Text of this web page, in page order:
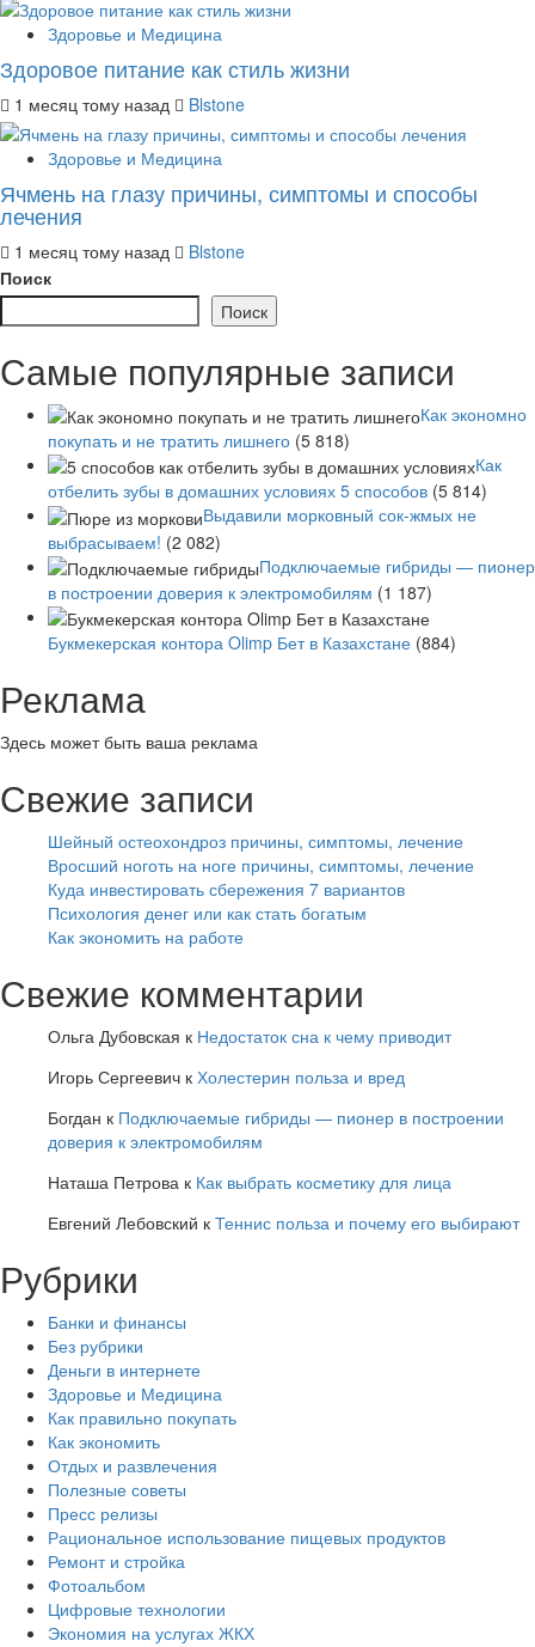
Здоровье и Медицина
Здоровое питание как стиль жизни
1 месяц тому назад Blstone
Здоровье и Медицина
Ячмень на глазу причины, симптомы и способы
лечения
1 месяц тому назад
Blstone
Поиск
Поиск
Самые популярные записи
Как экономно
покупать и не тратить лишнего (5 818)
Как
отбелить зубы в домашних условиях 5 способов (5 814)
Выдавили морковный сок-жмых не
выбрасываем! (2 082)
Подключаемые гибриды — пионер
в построении доверия к электромобилям (1 187)
Букмекерская контора Olimp Бет в Казахстане (884)
Реклама
Здесь может быть ваша реклама
Свежие записи
Шейный остеохондроз причины, симптомы, лечение
Вросший ноготь на ноге причины, симптомы, лечение
Куда инвестировать сбережения 7 вариантов
Психология денег или как стать богатым
Как экономить на работе
Свежие комментарии
Ольга Дубовская к Недостаток сна к чему приводит
Игорь Сергеевич к Холестерин польза и вред
Богдан к Подключаемые гибриды — пионер в построении
доверия к электромобилям
Наташа Петрова к Как выбрать косметику для лица
Евгений Лебовский к Теннис польза и почему его выбирают
Рубрики
Банки и финансы
Без рубрики
Деньги в интернете
Здоровье и Медицина
Как правильно покупать
Как экономить
Отдых и развлечения
Полезные советы
Пресс релизы
Рациональное использование пищевых продуктов
Ремонт и стройка
Фотоальбом
Цифровые технологии
Экономия на услугах ЖКХ